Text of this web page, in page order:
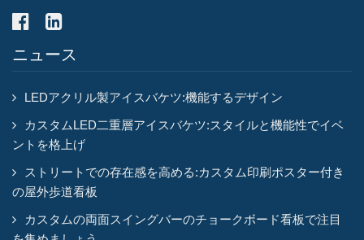
ニュース
LEDアクリル製アイスバケツ:機能するデザイン
カスタムLED二重層アイスバケツ:スタイルと機能性でイベ
ントを格上げ
ストリートでの存在感を高める:カスタム印刷ポスター付き
の屋外歩道看板
カスタムの両面スイングバーのチョークボード看板で注目